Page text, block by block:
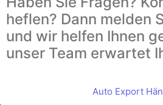
heflen? Dann melden
und wir helfen Ihnen
unser Team erwartet
Auto Export